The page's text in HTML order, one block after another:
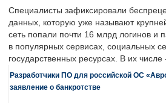
Специалисты зафиксировали
данных, которую уже называют
сеть попали почти 16 млрд логинов и
в популярных сервисах, социальных
государственных ресурсах. В их
Разработчики ПО для российской ОС
заявление о банкротстве